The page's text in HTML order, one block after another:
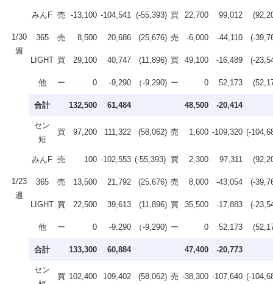
1/30
週
みんF 売 -13,100 -104,541 (-55,393) 買 22,700 99,012
365 売 8,500 20,686 (25,676) 売 -6,000 -44,110 (-
LIGHT 買 29,100 40,747 (11,896) 買 49,100 -16,489 (-
他 ー 0 -9,290 （-9,290) ー 0 52,173
合計 132,500 61,484 48,500 -20,414
1/23
週
セン
短
買 97,200 111,322 (58,062) 売 1,600 -109,320 (-
みんF 売 100 -102,553 (-55,393) 買 2,300 97,311
365 売 13,500 21,792 (25,676) 売 8,000 -43,054 (-
LIGHT 買 22,500 39,613 (11,896) 買 35,500 -17,883 (-
他 ー 0 -9,290 （-9,290) ー 0 52,173
合計 133,300 60,884 47,400 -20,773
セン
買 102,400 109,402 (58,062) 売 -38,300 -107,640 (-